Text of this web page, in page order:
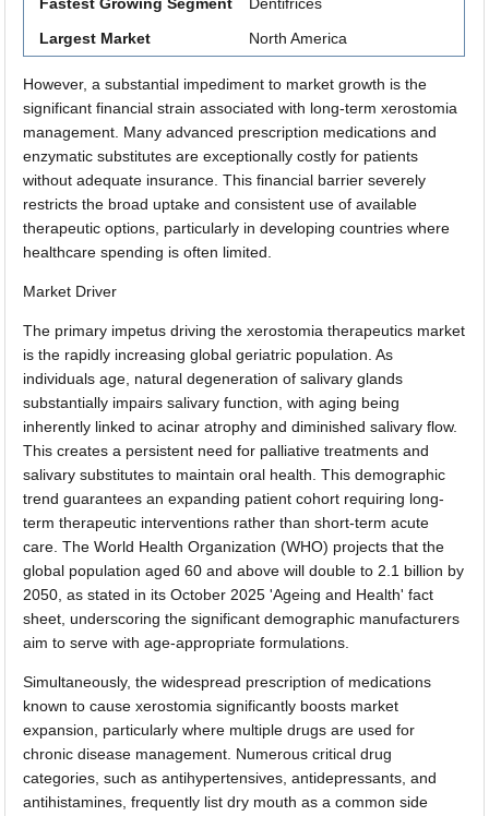
Fastest Growing Segment
Dentifrices
Largest Market
North America
However, a substantial impediment to market growth is the
significant financial strain associated with long-term xerostomia
management. Many advanced prescription medications and
enzymatic substitutes are exceptionally costly for patients
without adequate insurance. This financial barrier severely
restricts the broad uptake and consistent use of available
therapeutic options, particularly in developing countries where
healthcare spending is often limited.
Market Driver
The primary impetus driving the xerostomia therapeutics market
is the rapidly increasing global geriatric population. As
individuals age, natural degeneration of salivary glands
substantially impairs salivary function, with aging being
inherently linked to acinar atrophy and diminished salivary flow.
This creates a persistent need for palliative treatments and
salivary substitutes to maintain oral health. This demographic
trend guarantees an expanding patient cohort requiring long-
term therapeutic interventions rather than short-term acute
care. The World Health Organization (WHO) projects that the
global population aged 60 and above will double to 2.1 billion by
2050, as stated in its October 2025 'Ageing and Health' fact
sheet, underscoring the significant demographic manufacturers
aim to serve with age-appropriate formulations.
Simultaneously, the widespread prescription of medications
known to cause xerostomia significantly boosts market
expansion, particularly where multiple drugs are used for
chronic disease management. Numerous critical drug
categories, such as antihypertensives, antidepressants, and
antihistamines, frequently list dry mouth as a common side